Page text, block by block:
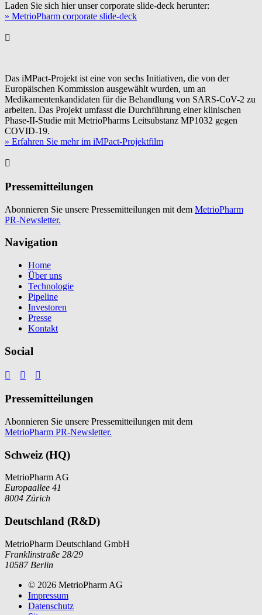
Laden Sie sich hier unser corporate slide-deck herunter:
» MetrioPharm corporate slide-deck
Das iMPact-Projekt ist eine von sechs Initiativen, die von der
Europäischen Kommission ausgewählt wurden, um an
Medikamentenkandidaten für die Behandlung von SARS-CoV-2 zu
arbeiten. Das Projekt umfasst die Durchführung einer klinischen
Phase-II-Studie mit MetrioPharms Leitsubstanz MP1032 gegen
COVID-19.
» Erfahren Sie mehr im iMPact-Projektfilm
Pressemitteilungen
Abonnieren Sie unsere Pressemitteilungen mit dem MetrioPharm
PR-Newsletter.
Navigation
Home
Über uns
Technologie
Pipeline
Investoren
Presse
Kontakt
Social
  
Pressemitteilungen
Abonnieren Sie unsere Pressemitteilungen mit dem
MetrioPharm PR-Newsletter.
Schweiz (HQ)
MetrioPharm AG
Europaallee 41
8004 Zürich
Deutschland (R&D)
MetrioPharm Deutschland GmbH
Franklinstraße 28/29
10587 Berlin
© 2026 MetrioPharm AG
Impressum
Datenschutz